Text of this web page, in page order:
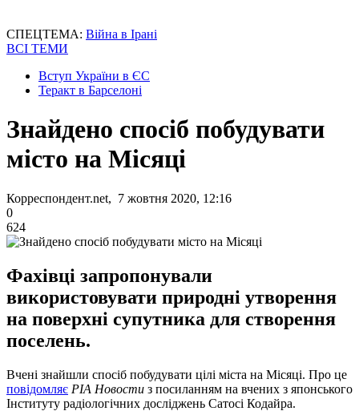
СПЕЦТЕМА: Війна в Ірані
ВСІ ТЕМИ
Вступ України в ЄС
Теракт в Барселоні
Знайдено спосіб побудувати
місто на Місяці
Корреспондент.net, 7 жовтня 2020, 12:16
0
624
Фахівці запропонували
використовувати природні утворення
на поверхні супутника для створення
поселень.
Вчені знайшли спосіб побудувати цілі міста на Місяці. Про це
повідомляє РІА Новости з посиланням на вчених з японського
Інституту радіологічних досліджень Сатосі Кодайра.